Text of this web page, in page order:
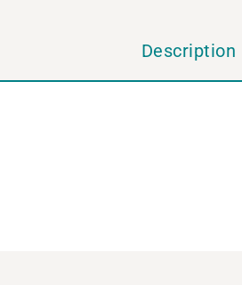
Description